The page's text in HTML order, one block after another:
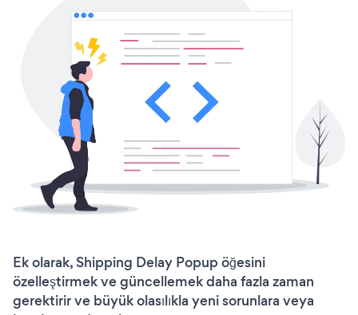
Ek olarak, Shipping Delay Popup öğesini
özelleştirmek ve güncellemek daha fazla zaman
gerektirir ve büyük olasılıkla yeni sorunlara veya